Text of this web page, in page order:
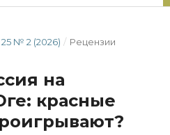
№ 2 (2026) / Рецензии
на
красные